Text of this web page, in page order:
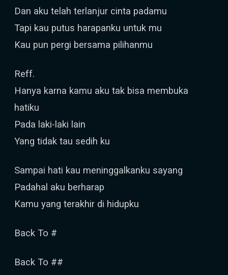
Dan aku telah terlanjur cinta padamu
Tapi kau putus harapanku untuk mu
Kau pun pergi bersama pilihanmu
Reff.
Hanya karna kamu aku tak bisa membuka
hatiku
Pada laki-laki lain
Yang tidak tau sedih ku
Sampai hati kau meninggalkanku sayang
Padahal aku berharap
Kamu yang terakhir di hidupku
Back To #
Back To ##